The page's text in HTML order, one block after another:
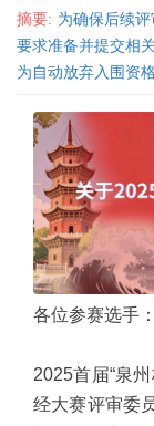
摘要: 为确保后续
要求准备并提交相
为自动放弃入围资
各位参赛选手：
2025首届“泉
经大赛评审委